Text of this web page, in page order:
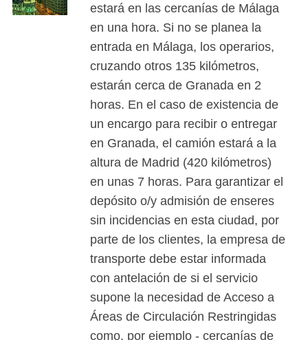
estará en las cercanías de Málaga
en una hora. Si no se planea la
entrada en Málaga, los operarios,
cruzando otros 135 kilómetros,
estarán cerca de Granada en 2
horas. En el caso de existencia de
un encargo para recibir o entregar
en Granada, el camión estará a la
altura de Madrid (420 kilómetros)
en unas 7 horas. Para garantizar el
depósito o/y admisión de enseres
sin incidencias en esta ciudad, por
parte de los clientes, la empresa de
transporte debe estar informada
con antelación de si el servicio
supone la necesidad de Acceso a
Áreas de Circulación Restringidas
como, por ejemplo - cercanías de